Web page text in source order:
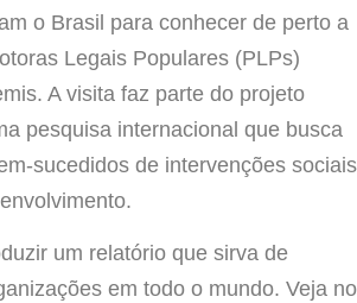
o Brasil para conhecer de perto a
Legais Populares (PLPs)
A visita faz parte do projeto
pesquisa internacional que busca
sucedidos de intervenções sociais
um relatório que sirva de
em todo o mundo. Veja no